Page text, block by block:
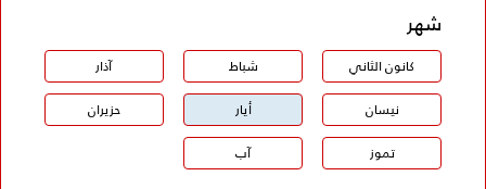
شهر
كانون الثاني شباط آذار
نيسان أيار حزيران
تموز آب